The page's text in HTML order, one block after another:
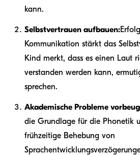
kann.
Selbstvertrauen aufbauen:
Kommunikation stärkt das
Kind merkt, dass es einen Laut
verstanden werden kann,
sprechen.
Akademische Probleme
die Grundlage für die Phonetik
frühzeitige Behebung von